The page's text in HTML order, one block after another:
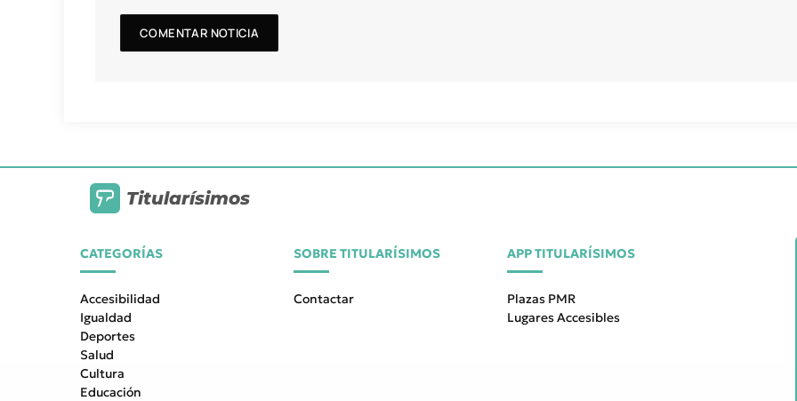
Titularísimos
CATEGORÍAS
Accesibilidad
Igualdad
Deportes
Salud
Cultura
Educación
SOBRE TITULARÍSIMOS
Contactar
APP TITULARÍSIMOS
Plazas PMR
Lugares Accesibles